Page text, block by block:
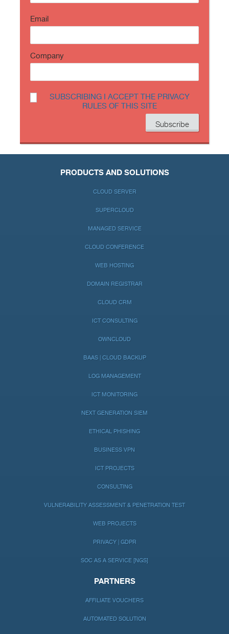
Email
Company
SUBSCRIBING I ACCEPT THE PRIVACY
RULES OF THIS SITE
PRODUCTS AND SOLUTIONS
CLOUD SERVER
SUPERCLOUD
MANAGED SERVICE
CLOUD CONFERENCE
WEB HOSTING
DOMAIN REGISTRAR
CLOUD CRM
ICT CONSULTING
OWNCLOUD
BAAS | CLOUD BACKUP
LOG MANAGEMENT
ICT MONITORING
NEXT GENERATION SIEM
ETHICAL PHISHING
BUSINESS VPN
ICT PROJECTS
CONSULTING
VULNERABILITY ASSESSMENT & PENETRATION TEST
WEB PROJECTS
PRIVACY | GDPR
SOC AS A SERVICE [NGS]
PARTNERS
AFFILIATE VOUCHERS
AUTOMATED SOLUTION